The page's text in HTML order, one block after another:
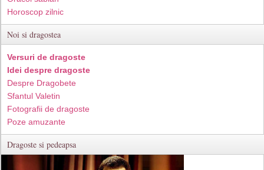
Horoscop zilnic
Noi si dragostea
Versuri de dragoste
Idei despre dragoste
Despre Dragobete
Sfantul Valetin
Fotografii de dragoste
Poze amuzante
Dragoste si pedeapsa